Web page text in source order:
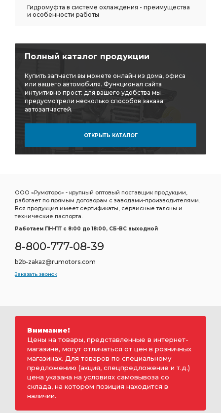
Гидромуфта в системе охлаждения - преимущества
и особенности работы
Полный каталог продукции
Купить запчасти вы можете онлайн из дома, офиса
или вашего автомобиля. Функционал сайта
интуитивно прост: для вашего удобства мы
предусмотрели несколько способов заказа
автозапчастей.
ОТКРЫТЬ КАТАЛОГ
ООО «Румоторс» - крупный оптовый поставщик продукции,
работает по прямым договорам с заводами-производителями.
Вся продукция имеет сертификаты, сервисные талоны и
технические паспорта.
Работаем ПН-ПТ c 8:00 до 18:00, СБ-ВС выходной
8-800-777-08-39
b2b-zakaz@rumotors.com
Заказать звонок
Внимание!
Цены на товары, представленные в интернет-
магазине, могут отличаться от цен в розничных
магазинах. Для товаров по специальному
предложению (акция, спецпредложение и т.д.)
цена указана на условиях самовывоза со
склада, на котором позиция находится в
наличии.